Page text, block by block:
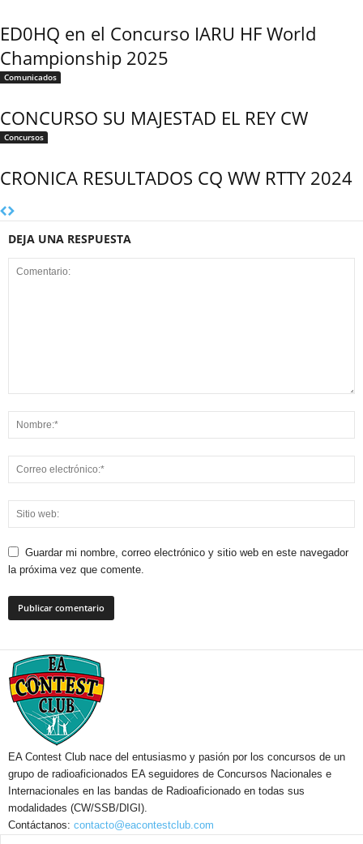
ED0HQ en el Concurso IARU HF World
Championship 2025
Comunicados
CONCURSO SU MAJESTAD EL REY CW
Concursos
CRONICA RESULTADOS CQ WW RTTY 2024
DEJA UNA RESPUESTA
Guardar mi nombre, correo electrónico y sitio web en este navegador
la próxima vez que comente.
EA Contest Club nace del entusiasmo y pasión por los concursos de un
grupo de radioaficionados EA seguidores de Concursos Nacionales e
Internacionales en las bandas de Radioaficionado en todas sus
modalidades (CW/SSB/DIGI).
Contáctanos: contacto@eacontestclub.com